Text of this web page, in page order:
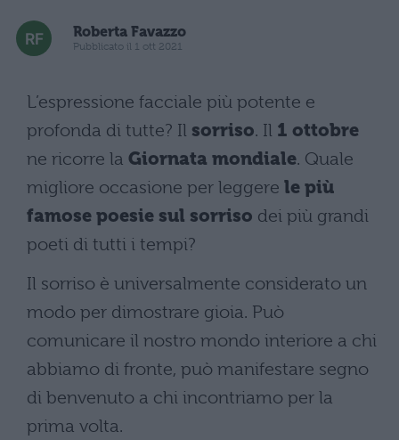
Roberta Favazzo
Pubblicato il 1 ott 2021
L’espressione facciale più potente e
profonda di tutte? Il sorriso. Il 1 ottobre
ne ricorre la Giornata mondiale. Quale
migliore occasione per leggere le più
famose poesie sul sorriso dei più grandi
poeti di tutti i tempi?
Il sorriso è universalmente considerato un
modo per dimostrare gioia. Può
comunicare il nostro mondo interiore a chi
abbiamo di fronte, può manifestare segno
di benvenuto a chi incontriamo per la
prima volta.